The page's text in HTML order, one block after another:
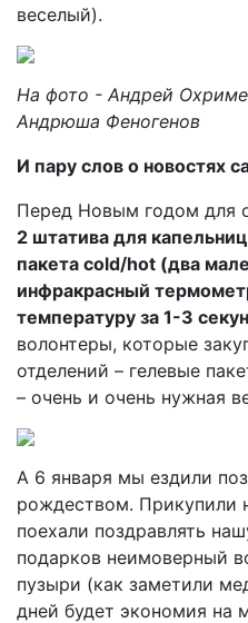
веселый).
На фото - Андрей
Андрюша Феногенов
И пару слов о новостях
Перед Новым годом для
2 штатива для
пакета cold/hot (два
инфракрасный
температуру за 1-3
волонтеры, которые
отделений – гелевые
– очень и очень нужная
А 6 января мы ездили
рождеством. Прикупили
поехали поздравлять
подарков неимоверный
пузыри (как заметили
дней будет экономия на